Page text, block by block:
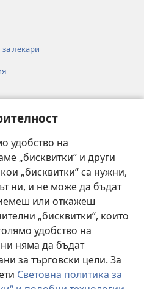
удобство на
„бисквитки“ и други
„бисквитки“ са нужни,
ни, и не може да бъдат
или откажеш
„бисквитки“, които
удобство на
няма да бъдат
за търговски цели. За
Световна политика за
лекари
кула“